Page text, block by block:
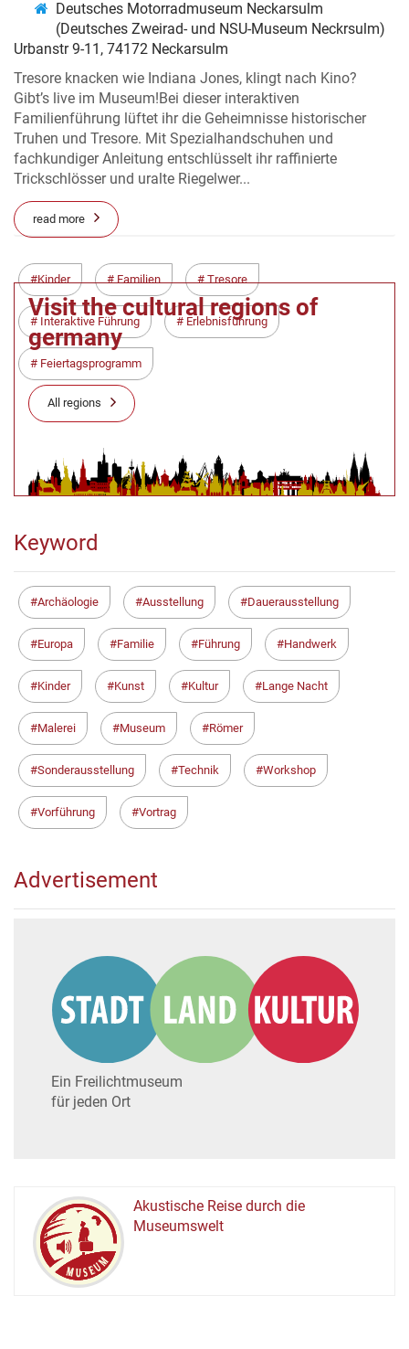
Deutsches Motorradmuseum Neckarsulm
(Deutsches Zweirad- und NSU-Museum Neckrsulm)
Urbanstr 9-11, 74172 Neckarsulm
Tresore knacken wie Indiana Jones, klingt nach Kino?
Gibt’s live im Museum!Bei dieser interaktiven
Familienführung lüftet ihr die Geheimnisse historischer
Truhen und Tresore. Mit Spezialhandschuhen und
fachkundiger Anleitung entschlüsselt ihr raffinierte
Trickschlösser und uralte Riegelwer...
read more
Kinder Familien Tresore
Interaktive Führung Erlebnisführung
Feiertagsprogramm
Visit the cultural regions of
germany
All regions
Keyword
Archäologie Ausstellung Dauerausstellung
Europa Familie Führung Handwerk
Kinder Kunst Kultur Lange Nacht
Malerei Museum Römer
Sonderausstellung Technik Workshop
Vorführung Vortrag
Advertisement
Ein Freilichtmuseum
für jeden Ort
MUSEUM
Akustische Reise durch die
Museumswelt